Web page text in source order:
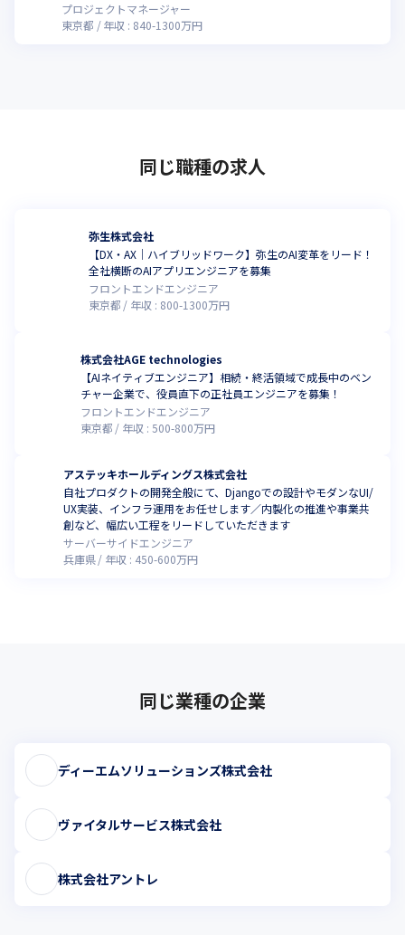
プロジェクトマネージャー
東京都
年収 : 840-1300万円
同じ職種の求人
弥生株式会社
【DX・AX｜ハイブリッドワーク】弥生のAI変革をリード！
全社横断のAIアプリエンジニアを募集
フロントエンドエンジニア
東京都
年収 : 800-1300万円
株式会社AGE technologies
【AIネイティブエンジニア】相続・終活領域で成長中のベン
チャー企業で、役員直下の正社員エンジニアを募集！
フロントエンドエンジニア
東京都
年収 : 500-800万円
アステッキホールディングス株式会社
自社プロダクトの開発全般にて、Djangoでの設計やモダンなUI/
UX実装、インフラ運用をお任せします／内製化の推進や事業共
創など、幅広い工程をリードしていただきます
サーバーサイドエンジニア
兵庫県
年収 : 450-600万円
同じ業種の企業
ディーエムソリューションズ株式会社
ヴァイタルサービス株式会社
株式会社アントレ